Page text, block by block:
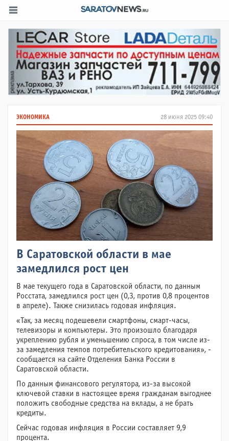
28 июня 2025 09:40
ЭКОНОМИКА
В Саратовской области в мае
замедлился рост цен
В мае текущего года в Саратовской области, по данным
Росстата, замедлился рост цен (0,3, против 0,8 процентов
в апреле). Также снизилась годовая инфляция.
«Так, за месяц подешевели смартфоны, смарт-часы,
телевизоры и компьютеры. Это произошло благодаря
укреплению рубля и уменьшению спроса, в том числе из-
за замедления темпов потребительского кредитования», -
сообщается на сайте Отделения Банка России в
Саратовской области.
По данным финансового регулятора, из-за высокой
ключевой ставки в настоящее время гражданам выгоднее
положить свободные средства на вклады, а не брать
кредиты.
Сейчас годовая инфляция в России составляет 9,9
процента.